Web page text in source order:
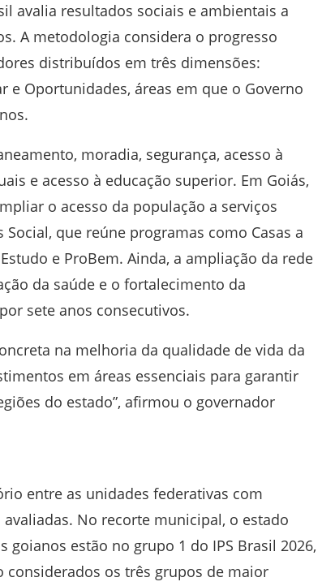
avalia resultados sociais e ambientais a
A metodologia considera o progresso
distribuídos em três dimensões:
e Oportunidades, áreas em que o Governo
moradia, segurança, acesso à
e acesso à educação superior. Em Goiás,
o acesso da população a serviços
que reúne programas como Casas a
e ProBem. Ainda, a ampliação da rede
da saúde e o fortalecimento da
sete anos consecutivos.
na melhoria da qualidade de vida da
em áreas essenciais para garantir
do estado”, afirmou o governador
entre as unidades federativas com
No recorte municipal, o estado
estão no grupo 1 do IPS Brasil 2026,
os três grupos de maior